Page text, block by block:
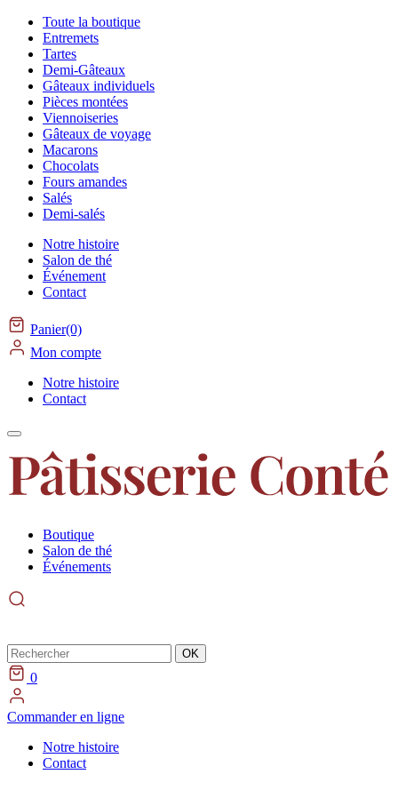
Toute la boutique
Entremets
Tartes
Demi-Gâteaux
Gâteaux individuels
Pièces montées
Viennoiseries
Gâteaux de voyage
Macarons
Chocolats
Fours amandes
Salés
Demi-salés
Notre histoire
Salon de thé
Événement
Contact
Panier(0)
Mon compte
Notre histoire
Contact
Boutique
Salon de thé
Événements
Rechercher OK
0
Commander en ligne
Notre histoire
Contact